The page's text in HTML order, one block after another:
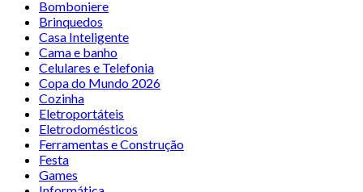
Bomboniere
Brinquedos
Casa Inteligente
Cama e banho
Celulares e Telefonia
Copa do Mundo 2026
Cozinha
Eletroportáteis
Eletrodomésticos
Ferramentas e Construção
Festa
Games